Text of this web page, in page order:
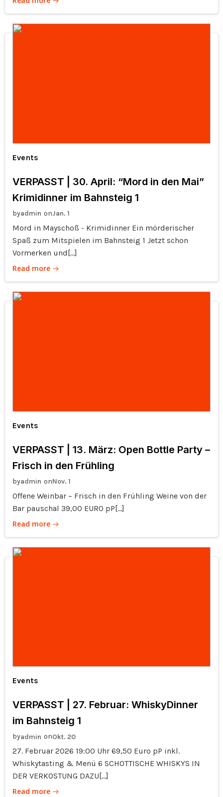
Events
VERPASST | 30. April: “Mord in den Mai”
Krimidinner im Bahnsteig 1
byadmin onJan. 1
Mord in Mayschoß - Krimidinner Ein mörderischer
Spaß zum Mitspielen im Bahnsteig 1 Jetzt schon
Vormerken und[…]
Read more
Events
VERPASST | 13. März: Open Bottle Party –
Frisch in den Frühling
byadmin onNov. 1
Offene Weinbar – Frisch in den Frühling Weine von der
Bar pauschal 39,00 EURO pP[…]
Read more
Events
VERPASST | 27. Februar: WhiskyDinner
im Bahnsteig 1
byadmin onOkt. 20
27. Februar 2026 19:00 Uhr 69,50 Euro pP inkl.
Whiskytasting & Menü 6 SCHOTTISCHE WHISKYS IN
DER VERKOSTUNG DAZU[…]
Read more